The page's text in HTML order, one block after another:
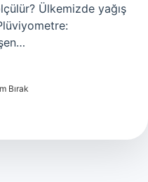
Ülkemizde yağış
Bırak